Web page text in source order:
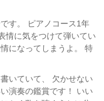
す。 ピアノコース1年
情に気をつけて弾いてい
になってしまうよ。 特
いていて、 欠かせない
演奏の鑑賞です！ いい